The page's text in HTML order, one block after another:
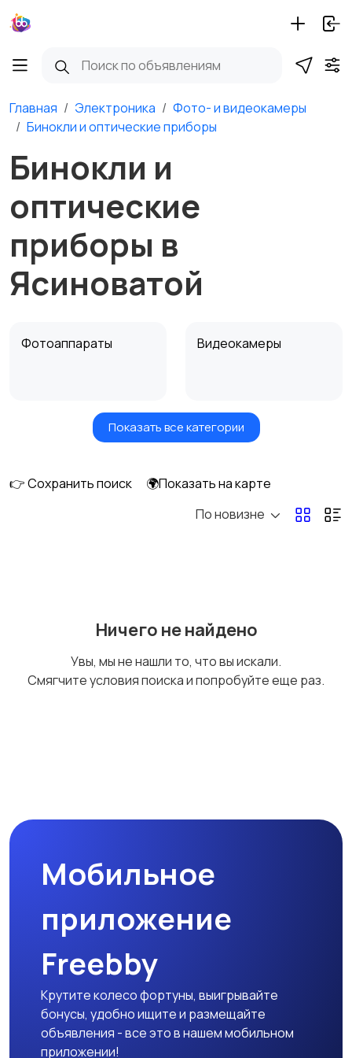
Главная Электроника
Фото- и видеокамеры
Бинокли и оптические приборы
Бинокли и
оптические
приборы в
Ясиноватой
Фотоаппараты Видеокамеры
Видеонаблюдение Объективы
Аксессуары
стабилизаторы
оборудование
Показать все категории
👉 Сохранить поиск
🌍Показать на карте
По новизне
Ничего не найдено
Увы, мы не нашли то, что вы искали.
Смягчите условия поиска и попробуйте еще раз.
Мобильное
приложение
Freebby
Крутите колесо фортуны, выигрывайте
бонусы, удобно ищите и размещайте
объявления - все это в нашем мобильном
приложении!